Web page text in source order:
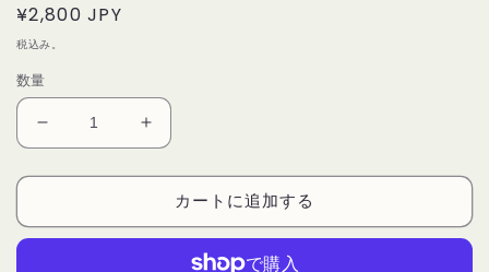
通
常
格
¥2,800 JPY
税込み。
数量
ツ
デ
ツ
カートに追加する